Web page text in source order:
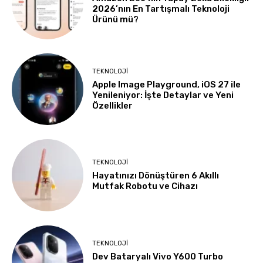
2026’nın En Tartışmalı Teknoloji
Ürünü mü?
TEKNOLOJI
Apple Image Playground, iOS 27 ile
Yenileniyor: İşte Detaylar ve Yeni
Özellikler
TEKNOLOJI
Hayatınızı Dönüştüren 6 Akıllı
Mutfak Robotu ve Cihazı
TEKNOLOJI
Dev Bataryalı Vivo Y600 Turbo